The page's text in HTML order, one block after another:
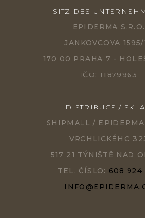
SITZ DES
EPIDERMA S.R.O.
JANKOVCOVA 1595/
170 00 PRAHA 7 -
IČO: 11879963
DISTRIBUCE /
SHIPMALL / EPIDERMA
VRCHLICKÉHO
517 21 TÝNIŠTĚ NAD
TEL. ČÍSLO: 608 924